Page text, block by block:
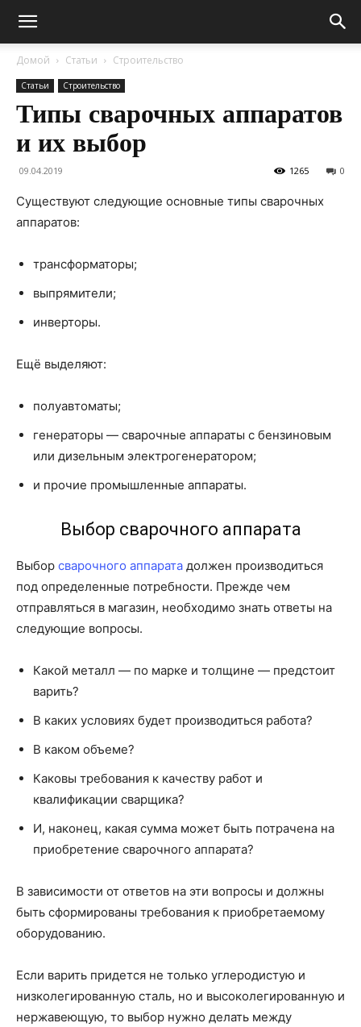
Домой Статьи Строительство
Статьи Строительство
Типы сварочных аппаратов
и их выбор
09.04.2019 0
1265
Существуют следующие основные типы сварочных
аппаратов:
трансформаторы;
выпрямители;
инверторы.
Ещё выделяют:
полуавтоматы;
генераторы — сварочные аппараты с бензиновым
или дизельным электрогенератором;
и прочие промышленные аппараты.
Выбор сварочного аппарата
Выбор сварочного аппарата должен производиться
под определенные потребности. Прежде чем
отправляться в магазин, необходимо знать ответы на
следующие вопросы.
Какой металл — по марке и толщине — предстоит
варить?
В каких условиях будет производиться работа?
В каком объеме?
Каковы требования к качеству работ и
квалификации сварщика?
И, наконец, какая сумма может быть потрачена на
приобретение сварочного аппарата?
В зависимости от ответов на эти вопросы и должны
быть сформированы требования к приобретаемому
оборудованию.
Если варить придется не только углеродистую и
низколегированную сталь, но и высоколегированную и
нержавеющую, то выбор нужно делать между